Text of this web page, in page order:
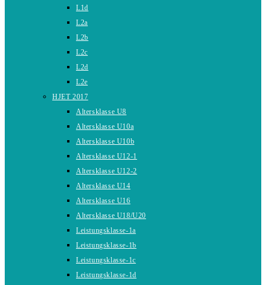
L1d
L2a
L2b
L2c
L2d
L2e
HJET 2017
Altersklasse U8
Altersklasse U10a
Altersklasse U10b
Altersklasse U12-1
Altersklasse U12-2
Altersklasse U14
Altersklasse U16
Altersklasse U18/U20
Leistungsklasse-1a
Leistungsklasse-1b
Leistungsklasse-1c
Leistungsklasse-1d